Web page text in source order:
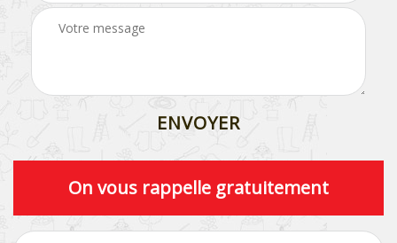
On vous rappelle gratuitement